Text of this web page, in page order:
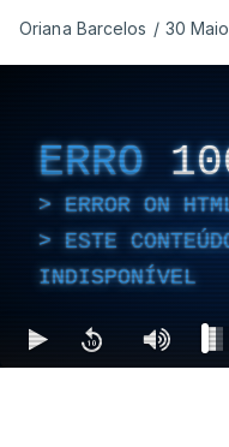
Oriana Barcelos / 30
ERRO
ERROR ON
ESTE
INDISPONÍVEL